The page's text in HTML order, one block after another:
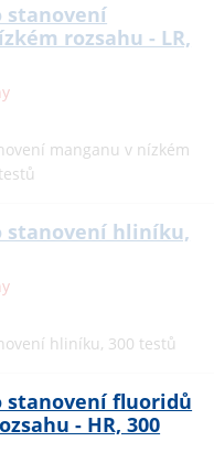
stanovení
rozsahu - LR,
manganu v nízkém
stanovení hliníku,
hliníku, 300 testů
stanovení fluoridů
- HR, 300